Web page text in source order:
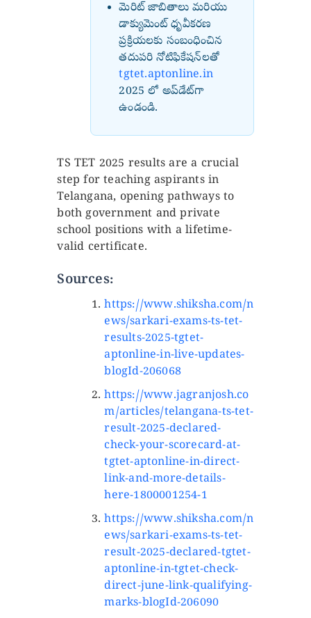
మెరిట్ జాబితాలు మరియు
డాక్యుమెంట్ ధృవీకరణ
ప్రక్రియలకు సంబంధించిన
తదుపరి నోటిఫికేషన్‌లతో
tgtet.aptonline.in
2025 లో అప్‌డేట్‌గా
ఉండండి.
TS TET 2025 results are a crucial
step for teaching aspirants in
Telangana, opening pathways to
both government and private
school positions with a lifetime-
valid certificate.
Sources:
https://www.shiksha.com/n
ews/sarkari-exams-ts-tet-
results-2025-tgtet-
aptonline-in-live-updates-
blogId-206068
https://www.jagranjosh.co
m/articles/telangana-ts-tet-
result-2025-declared-
check-your-scorecard-at-
tgtet-aptonline-in-direct-
link-and-more-details-
here-1800001254-1
https://www.shiksha.com/n
ews/sarkari-exams-ts-tet-
result-2025-declared-tgtet-
aptonline-in-tgtet-check-
direct-june-link-qualifying-
marks-blogId-206090